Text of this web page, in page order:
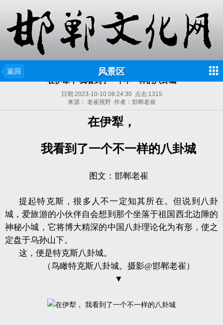
返回 风景区
在伊犁， 我看到了一个不一样的八卦城
日期:2023-10-10 08:24:30点击:1315
来源： 老崔视野 作者：邯郸老崔
在伊犁，
我看到了一个不一样的八卦城
图文：邯郸老崔
提起特克斯，很多人不一定知其所在。但说到八卦
城，爱旅游的小伙伴自会想到那个坐落于祖国西北边陲的
神秘小城，它将博大精深的中国八卦理论化为有形，使之
定盘于乌孙山下。
这，便是特克斯八卦城。
（鸟瞰特克斯八卦城。摄影@邯郸老崔）
▼